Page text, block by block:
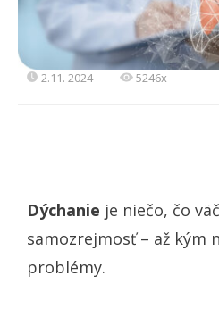
2.11. 2024 5246x
Dýchanie je niečo, čo
samozrejmosť – až kým
problémy.